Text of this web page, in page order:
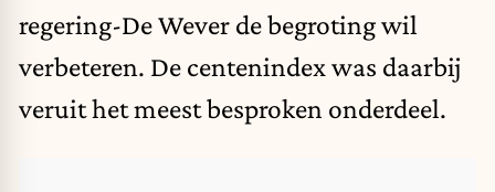
regering-De Wever de begroting wil
verbeteren. De centenindex was daarbij
veruit het meest besproken onderdeel.